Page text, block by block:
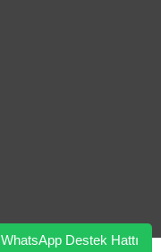
WhatsApp Destek Hattı